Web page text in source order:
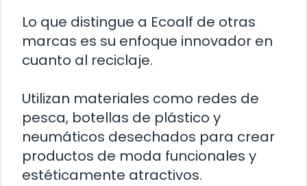
Lo que distingue a Ecoalf de otras
marcas es su enfoque innovador en
cuanto al reciclaje.
Utilizan materiales como redes de
pesca, botellas de plástico y
neumáticos desechados para crear
productos de moda funcionales y
estéticamente atractivos.